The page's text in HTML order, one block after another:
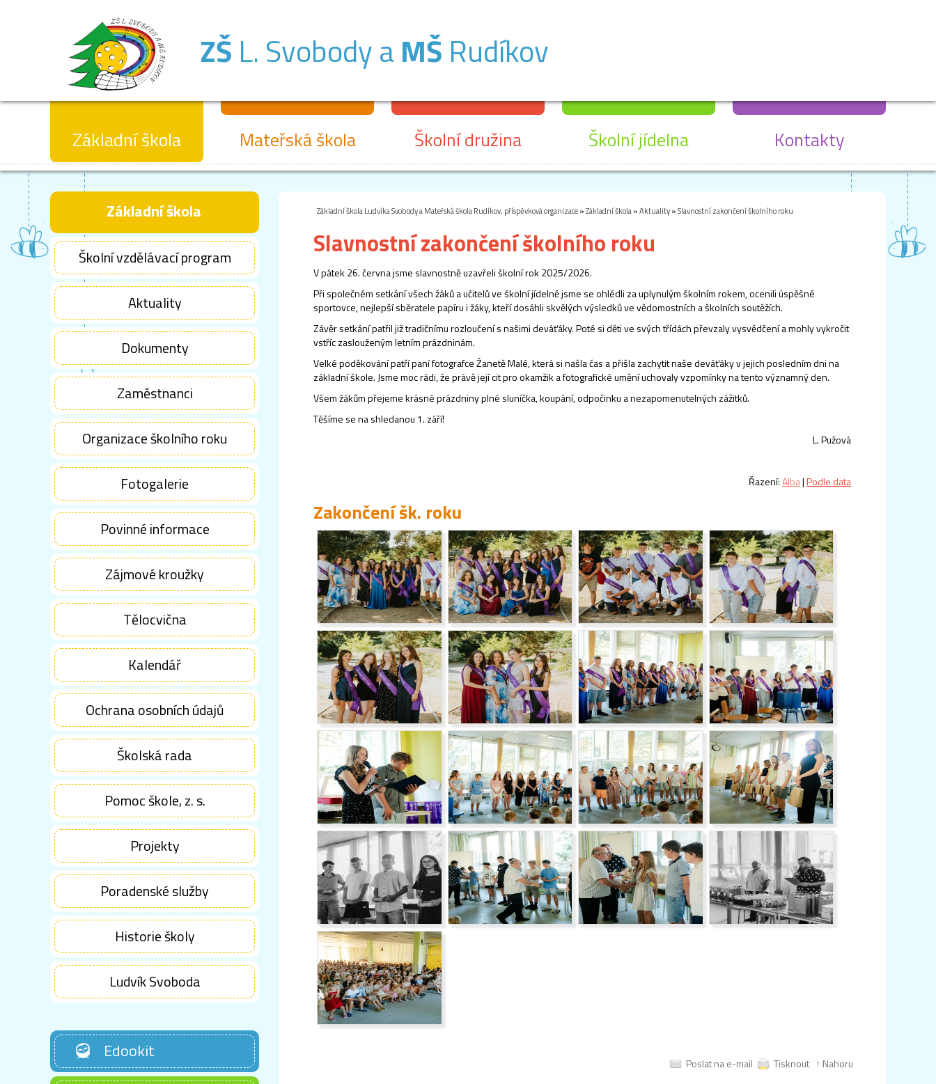
ZŠ L. Svobody aMŠ Rudíkov
Základní škola Mateřská škola Školní družina Školní jídelna Kontakty
Základní škola Ludvíka Svobody a Mateřská škola Rudíkov, příspěvková organizace»Základní škola»Aktuality»Slavnostní zakončení školního roku
Slavnostní zakončení školního roku
V pátek 26. června jsme slavnostně uzavřeli školní rok 2025/2026.
Při společném setkání všech žáků a učitelů ve školní jídelně jsme se ohlédli za uplynulým školním rokem, ocenili úspěšné
sportovce, nejlepší sběratele papíru i žáky, kteří dosáhli skvělých výsledků ve vědomostních a školních soutěžích.
Závěr setkání patřil již tradičnímu rozloučení s našimi deváťáky. Poté si děti ve svých třídách převzaly vysvědčení a mohly vykročit
vstříc zaslouženým letním prázdninám.
Velké poděkování patří paní fotografce Žanetě Malé, která si našla čas a přišla zachytit naše deváťáky v jejich posledním dni na
základní škole. Jsme moc rádi, že právě její cit pro okamžik a fotografické umění uchovaly vzpomínky na tento významný den.
Všem žákům přejeme krásné prázdniny plné sluníčka, koupání, odpočinku a nezapomenutelných zážitků.
Těšíme se na shledanou 1. září!
L. Pužová
Řazení:Alba|Podle data
Zakončení šk. roku
Poslat na e-mail Tisknout ↑ Nahoru
Základní škola
Školní vzdělávací program
Aktuality
Dokumenty
Zaměstnanci
Organizace školního roku
Fotogalerie
Povinné informace
Zájmové kroužky
Tělocvična
Kalendář
Ochrana osobních údajů
Školská rada
Pomoc škole, z. s.
Projekty
Poradenské služby
Historie školy
Ludvík Svoboda
Edookit